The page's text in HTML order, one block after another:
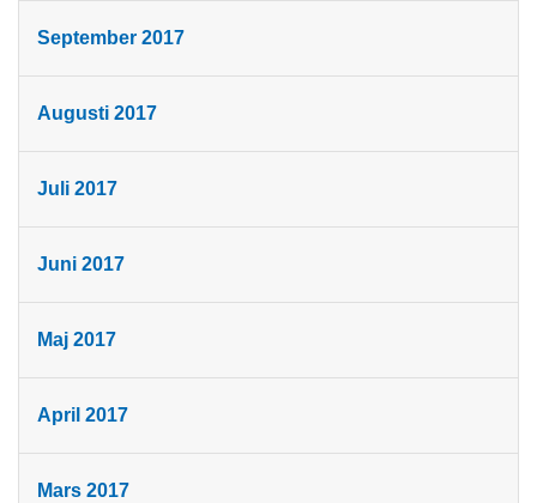
September 2017
Augusti 2017
Juli 2017
Juni 2017
Maj 2017
April 2017
Mars 2017